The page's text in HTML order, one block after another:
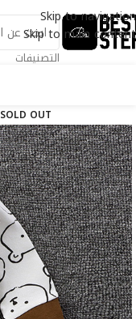
Skip to navigation
Skip to main content
التصنيفات
SOLD OUT